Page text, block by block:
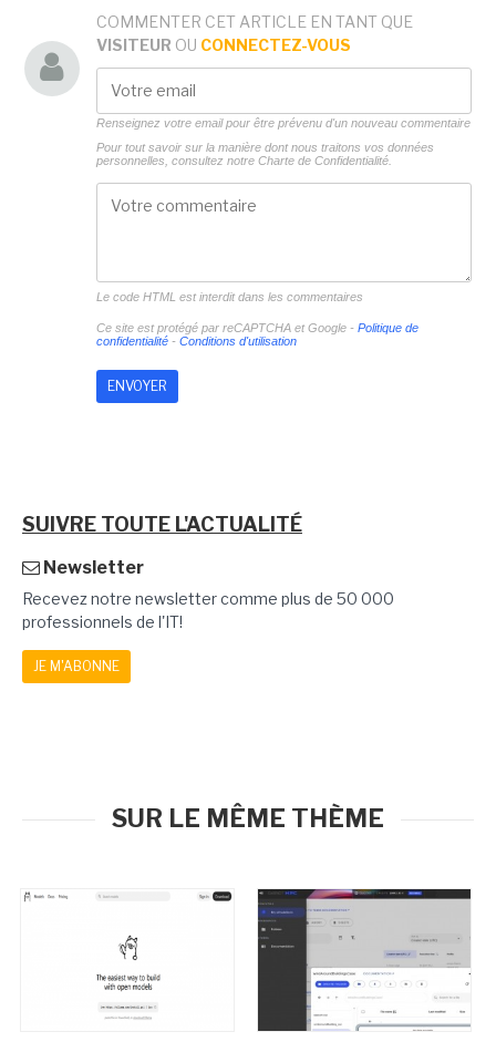
COMMENTER CET ARTICLE EN TANT QUE
VISITEUR OU CONNECTEZ-VOUS
Renseignez votre email pour être prévenu d'un nouveau commentaire
Pour tout savoir sur la manière dont nous traitons vos données
personnelles, consultez notre Charte de Confidentialité.
Le code HTML est interdit dans les commentaires
Ce site est protégé par reCAPTCHA et Google - Politique de
confidentialité- Conditions d'utilisation
SUIVRE TOUTE L'ACTUALITÉ
Newsletter
Recevez notre newsletter comme plus de 50 000
professionnels de l'IT!
JE M'ABONNE
SUR LE MÊME THÈME